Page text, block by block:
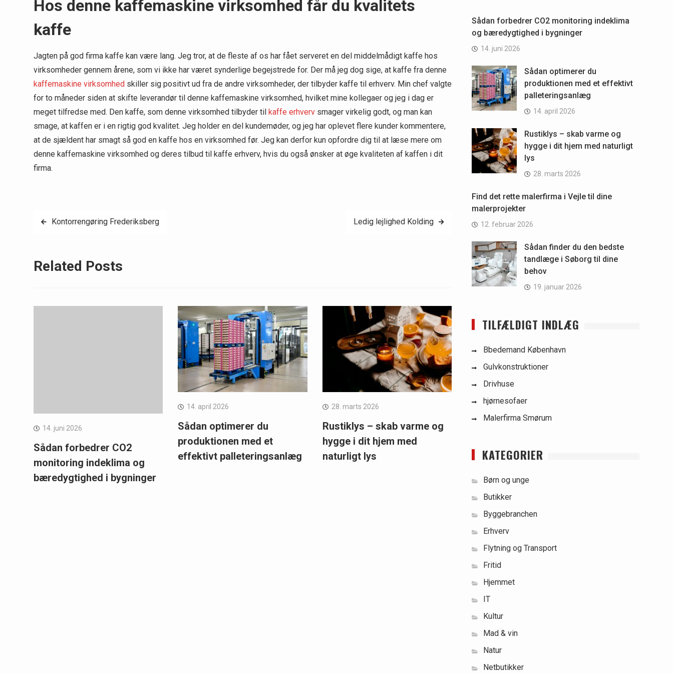
Hos denne kaffemaskine virksomhed får du kvalitets
kaffe
Jagten på god firma kaffe kan være lang. Jeg tror, at de fleste af os har fået serveret en del middelmådigt kaffe hos
virksomheder gennem årene, som vi ikke har været synderlige begejstrede for. Der må jeg dog sige, at kaffe fra denne
kaffemaskine virksomhed skiller sig positivt ud fra de andre virksomheder, der tilbyder kaffe til erhverv. Min chef valgte
for to måneder siden at skifte leverandør til denne kaffemaskine virksomhed, hvilket mine kollegaer og jeg i dag er
meget tilfredse med. Den kaffe, som denne virksomhed tilbyder til kaffe erhverv smager virkelig godt, og man kan
smage, at kaffen er i en rigtig god kvalitet. Jeg holder en del kundemøder, og jeg har oplevet flere kunder kommentere,
at de sjældent har smagt så god en kaffe hos en virksomhed før. Jeg kan derfor kun opfordre dig til at læse mere om
denne kaffemaskine virksomhed og deres tilbud til kaffe erhverv, hvis du også ønsker at øge kvaliteten af kaffen i dit
firma.
Indlægsnavigation
Kontorrengøring Frederiksberg Ledig lejlighed Kolding
Related Posts
14. juni 2026
Sådan forbedrer CO2
monitoring indeklima og
bæredygtighed i bygninger
14. april 2026
Sådan optimerer du
produktionen med et
effektivt palleteringsanlæg
28. marts 2026
Rustiklys – skab varme og
hygge i dit hjem med
naturligt lys
Sådan forbedrer CO2 monitoring indeklima
og bæredygtighed i bygninger
14. juni 2026
Sådan optimerer du
produktionen med et effektivt
palleteringsanlæg
14. april 2026
Rustiklys – skab varme og
hygge i dit hjem med naturligt
lys
28. marts 2026
Find det rette malerfirma i Vejle til dine
malerprojekter
12. februar 2026
Sådan finder du den bedste
tandlæge i Søborg til dine
behov
19. januar 2026
TILFÆLDIGT INDLÆG
Bbedemand København
Gulvkonstruktioner
Drivhuse
hjørnesofaer
Malerfirma Smørum
KATEGORIER
Børn og unge
Butikker
Byggebranchen
Erhverv
Flytning og Transport
Fritid
Hjemmet
IT
Kultur
Mad & vin
Natur
Netbutikker